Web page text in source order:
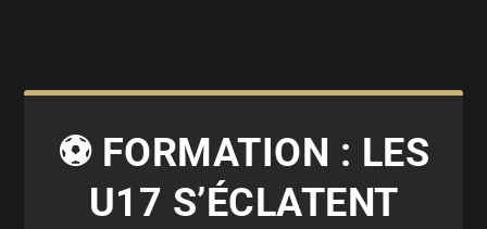
⚽️ FORMATION : LES
U17 S’ÉCLATENT